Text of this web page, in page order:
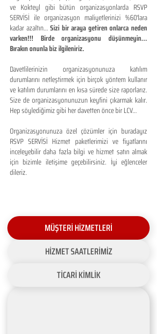
ve Kokteyl gibi bütün organizasyonlarda RSVP
SERVİSİ ile organizasyon maliyetlerinizi %60'lara
kadar azaltın...Sizi bir araya getiren onlarca neden
varken!!! Birde organizasyonu düşünmeyin...
Bırakın onunla biz ilgileniriz.
Davetlilerinizin organizasyonunuza katılım
durumlarını netleştirmek için birçok yöntem kullanır
ve katılım durumlarını en kısa sürede size raporlarız.
Size de organizasyonunuzun keyfini çıkarmak kalır.
Hep söylediğimiz gibi her davetten önce bir LCV...
Organizasyonunuza özel çözümler için buradayız
RSVP SERVİSİ Hizmet paketlerimizi ve fiyatlarını
inceleyebilir daha fazla bilgi ve hizmet satın almak
için bizimle iletişime geçebilirsiniz. İyi eğlenceler
dileriz.
MÜŞTERİ HİZMETLERİ
HİZMET SAATLERİMİZ
TİCARİ KİMLİK